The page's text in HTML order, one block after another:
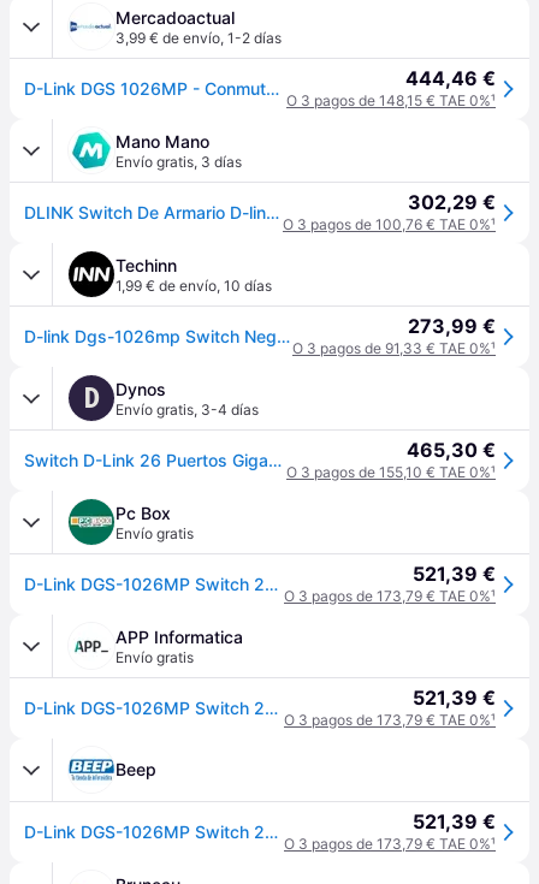
Mercadoactual
3,99 € de envío, 1-2 días
D-Link DGS 1026MP - Conmutador - sin gestionar - 24 x 10/100/1000 (PoE) + 2 x Gigabit SFP combinado 444,46 €
O 3 pagos de 148,15 € TAE 0%¹
Mano Mano
Envío gratis, 3 días
DLINK Switch De Armario D-link Dgs-1026mp 302,29 €
O 3 pagos de 100,76 € TAE 0%¹
Techinn
1,99 € de envío, 10 días
D-link Dgs-1026mp Switch Negro One Size / EU Plug 220V 273,99 €
O 3 pagos de 91,33 € TAE 0%¹
D Dynos
Envío gratis, 3-4 días
Switch D-Link 26 Puertos Gigabit Max Poe 465,30 €
O 3 pagos de 155,10 € TAE 0%¹
Pc Box
Envío gratis
D-Link DGS-1026MP Switch 24xGB PoE+ 2xSFP 521,39 €
O 3 pagos de 173,79 € TAE 0%¹
APP Informatica
Envío gratis
D-Link DGS-1026MP Switch 24xGB PoE+ 2xSFP 521,39 €
O 3 pagos de 173,79 € TAE 0%¹
Beep
D-Link DGS-1026MP Switch 24xGB PoE+ 2xSFP 521,39 €
O 3 pagos de 173,79 € TAE 0%¹